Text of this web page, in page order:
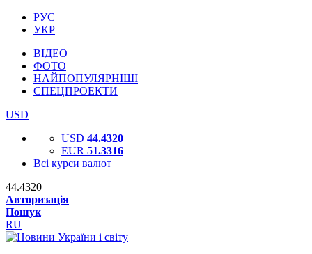
РУС
УКР
ВІДЕО
ФОТО
НАЙПОПУЛЯРНІШІ
СПЕЦПРОЕКТИ
USD
USD 44.4320
EUR 51.3316
Всі курси валют
44.4320
Авторизація
Пошук
RU